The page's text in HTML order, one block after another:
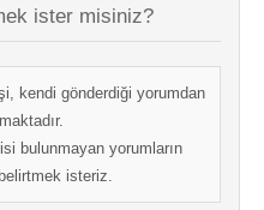
ister misiniz?
kendi gönderdiği yorumdan
bulunmayan yorumların
isteriz.